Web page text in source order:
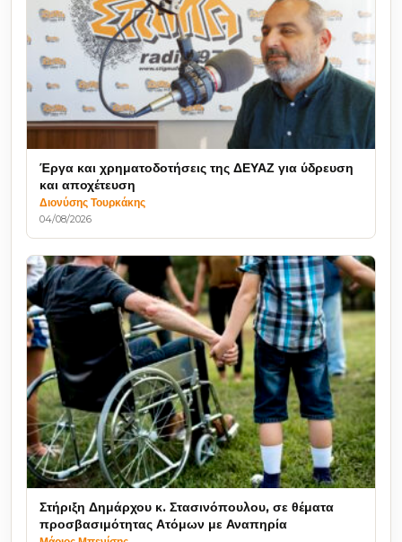
Έργα και χρηματοδοτήσεις της ΔΕΥΑΖ για ύδρευση
και αποχέτευση
Διονύσης Τουρκάκης
04/08/2026
Στήριξη Δημάρχου κ. Στασινόπουλου, σε θέματα
προσβασιμότητας Ατόμων με Αναπηρία